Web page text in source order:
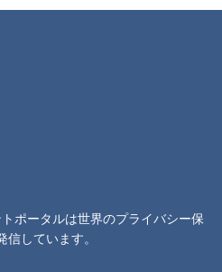
ポータルは世界のプライバシー保
しています。